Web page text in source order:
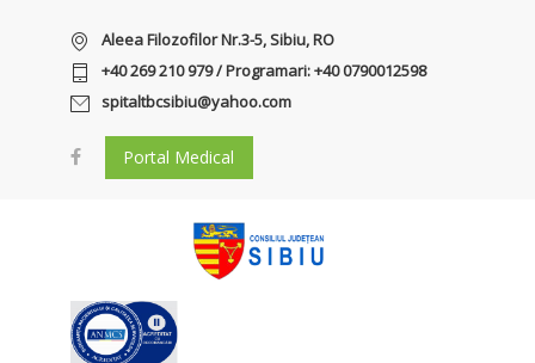
Aleea Filozofilor Nr.3-5, Sibiu, RO
+40 269 210 979 / Programari: +40 0790012598
spitaltbcsibiu@yahoo.com
Portal Medical